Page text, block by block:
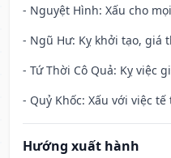
- Nguyệt Hình: Xấu cho
- Ngũ Hư: Kỵ khởi tạo, giá
- Tứ Thời Cô Quả: Kỵ việc
- Quỷ Khốc: Xấu với việc
Hướng xuất hành